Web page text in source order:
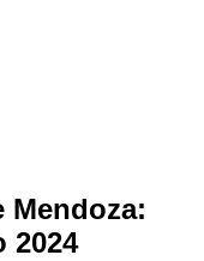
Mendoza:
2024